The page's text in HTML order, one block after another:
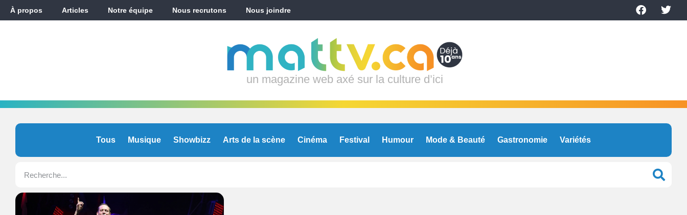
À propos Articles Notre équipe Nous recrutons Nous joindre
un magazine web axé sur la culture d’ici
Tous Musique Showbizz Arts de la scène Cinéma Festival Humour Mode & Beauté Gastronomie Variétés